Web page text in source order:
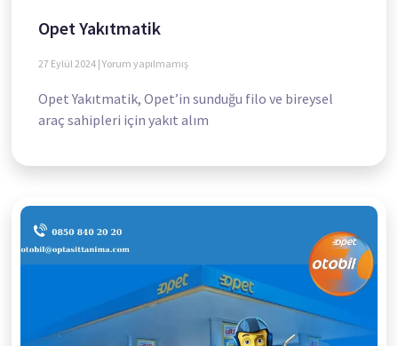
Opet Yakıtmatik
27 Eylül 2024 Yorum yapılmamış
Opet Yakıtmatik, Opet’in sunduğu filo ve bireysel
araç sahipleri için yakıt alım